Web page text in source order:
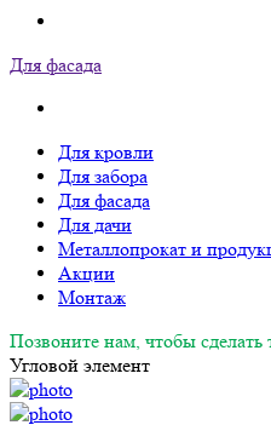
Для фасада
Для кровли
Для забора
Для фасада
Для дачи
Металлопрокат и
Акции
Монтаж
Позвоните нам, чтобы сделать
Угловой элемент